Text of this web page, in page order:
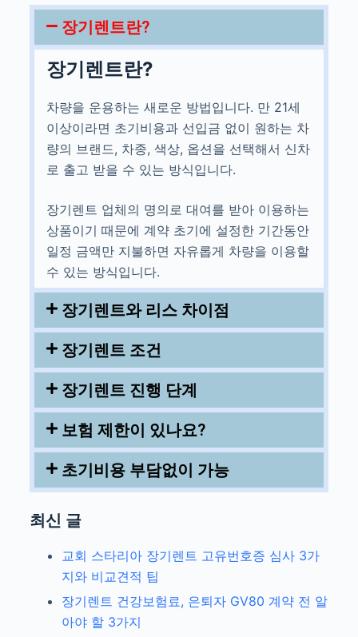
장기렌트란?
장기렌트란?
차량을 운용하는 새로운 방법입니다. 만 21세
이상이라면 초기비용과 선입금 없이 원하는 차
량의 브랜드, 차종, 색상, 옵션을 선택해서 신차
로 출고 받을 수 있는 방식입니다.
장기렌트 업체의 명의로 대여를 받아 이용하는
상품이기 때문에 계약 초기에 설정한 기간동안
일정 금액만 지불하면 자유롭게 차량을 이용할
수 있는 방식입니다.
장기렌트와 리스 차이점
장기렌트 조건
장기렌트 진행 단계
보험 제한이 있나요?
초기비용 부담없이 가능
최신 글
교회 스타리아 장기렌트 고유번호증 심사 3가
지와 비교견적 팁
장기렌트 건강보험료, 은퇴자 GV80 계약 전 알
아야 할 3가지